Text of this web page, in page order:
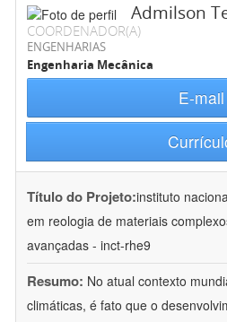
Admilson
COORDENADOR(A)
ENGENHARIAS
Engenharia Mecânica
E-mail
Título do Projeto:instituto
em reologia de materiais
avançadas - inct-rhe9
Resumo: No atual contexto
climáticas, é fato que o